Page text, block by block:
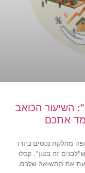
השיעור הכואב
אתכם
אירופה מחלקת נכסים ביורו
זה בטון". קבלו
את התשואה שלכם.